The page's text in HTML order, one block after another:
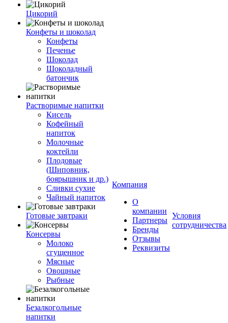
Цикорий
Конфеты и шоколад
Конфеты
Печенье
Шоколад
Шоколадный
батончик
Растворимые напитки
Кисель
Кофейный
напиток
Молочные
коктейли
Плодовые
(Шиповник,
боярышник и др.)
Сливки сухие
Чайный напиток
Готовые завтраки
Консервы
Молоко
сгущенное
Мясные
Овощные
Рыбные
Безалкогольные
напитки
Компания
О
компании
Партнеры
Бренды
Отзывы
Реквизиты
Условия
сотрудничества